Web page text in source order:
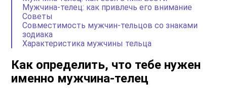
Мужчина-телец: как привлечь его внимание
Советы
Совместимость мужчин-тельцов со знаками
зодиака
Характеристика мужчины тельца
Как определить, что тебе нужен
именно мужчина-телец